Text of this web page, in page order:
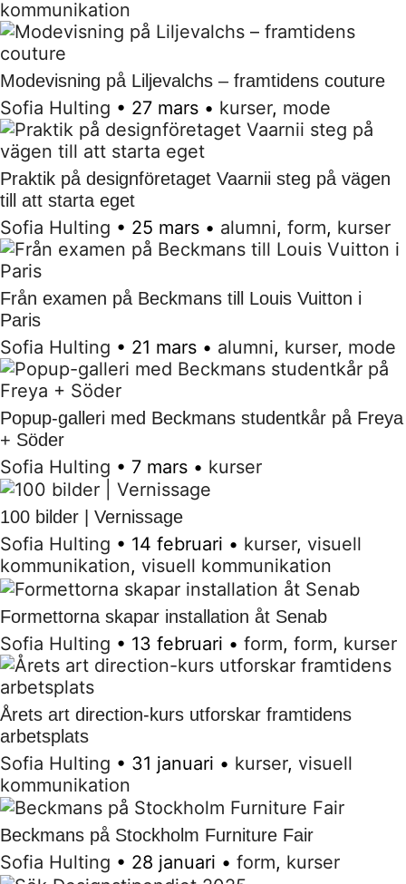
kommunikation
Modevisning på Liljevalchs – framtidens couture
Sofia Hulting • 27 mars • kurser, mode
Praktik på designföretaget Vaarnii steg på vägen
till att starta eget
Sofia Hulting • 25 mars • alumni, form, kurser
Från examen på Beckmans till Louis Vuitton i
Paris
Sofia Hulting • 21 mars • alumni, kurser, mode
Popup-galleri med Beckmans studentkår på Freya
+ Söder
Sofia Hulting • 7 mars • kurser
100 bilder | Vernissage
Sofia Hulting • 14 februari • kurser, visuell
kommunikation, visuell kommunikation
Formettorna skapar installation åt Senab
Sofia Hulting • 13 februari • form, form, kurser
Årets art direction-kurs utforskar framtidens
arbetsplats
Sofia Hulting • 31 januari • kurser, visuell
kommunikation
Beckmans på Stockholm Furniture Fair
Sofia Hulting • 28 januari • form, kurser